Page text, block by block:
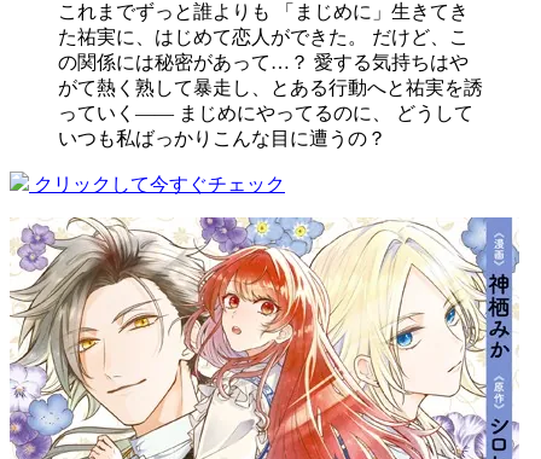
これまでずっと誰よりも 「まじめに」生きてき
た祐実に、はじめて恋人ができた。 だけど、こ
の関係には秘密があって…？ 愛する気持ちはや
がて熱く熟して暴走し、とある行動へと祐実を誘
っていく―― まじめにやってるのに、 どうして
いつも私ばっかりこんな目に遭うの？
クリックして今すぐチェック